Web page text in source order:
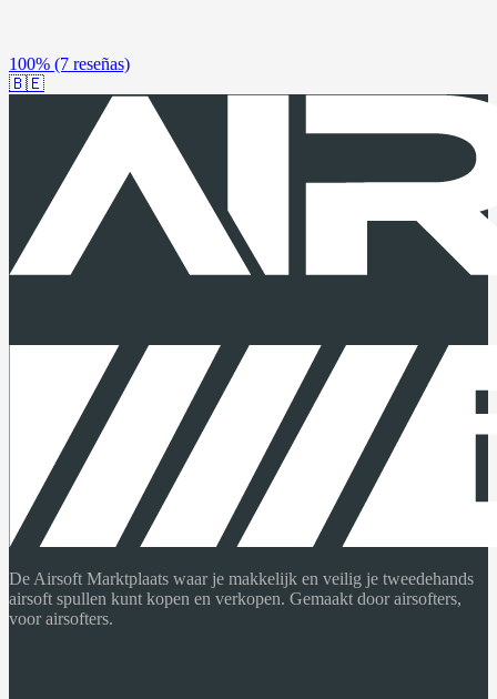
100% (7 reseñas)
🇧🇪
De Airsoft Marktplaats waar je makkelijk en veilig je tweedehands
airsoft spullen kunt kopen en verkopen. Gemaakt door airsofters,
voor airsofters.